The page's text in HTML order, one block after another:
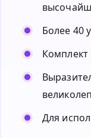
Более 40
Для